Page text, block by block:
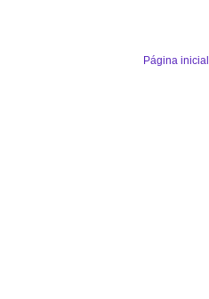
Página inicial